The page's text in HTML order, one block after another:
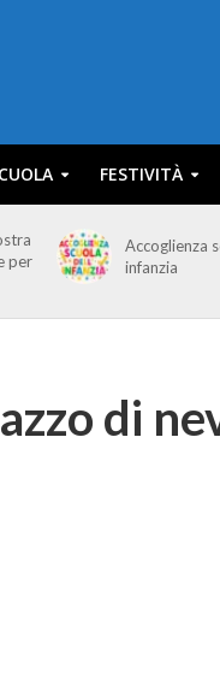
FESTIVITÀ
per
Accoglienza
infanzia
di